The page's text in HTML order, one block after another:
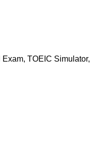
TOEIC Simulator,